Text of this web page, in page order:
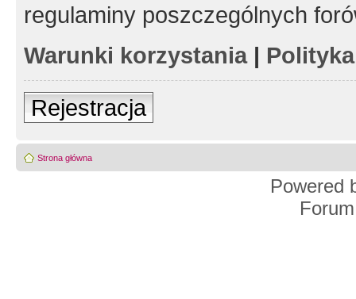
regulaminy poszczególnych
Warunki korzystania|
Rejestracja
Strona główna
Powered